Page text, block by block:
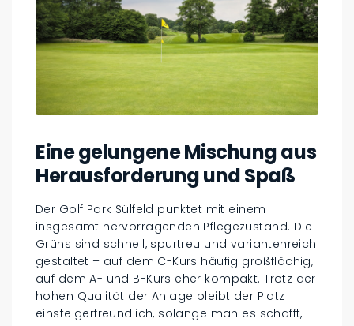
Eine gelungene Mischung aus
Herausforderung und Spaß
Der Golf Park Sülfeld punktet mit einem
insgesamt hervorragenden Pflegezustand. Die
Grüns sind schnell, spurtreu und variantenreich
gestaltet – auf dem C-Kurs häufig großflächig,
auf dem A- und B-Kurs eher kompakt. Trotz der
hohen Qualität der Anlage bleibt der Platz
einsteigerfreundlich, solange man es schafft,